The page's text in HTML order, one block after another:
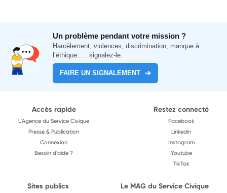
Un problème pendant votre mission ?
Harcèlement, violences, discrimination, manque à
l’éthique... : signalez-le.
FAIRE UN SIGNALEMENT
Accès rapide
L'Agence du Service Civique
Presse & Publication
Connexion
Besoin d'aide ?
Restez connecté
Facebook
Linkedin
Instagram
Youtube
TikTok
Sites publics Le MAG du Service Civique